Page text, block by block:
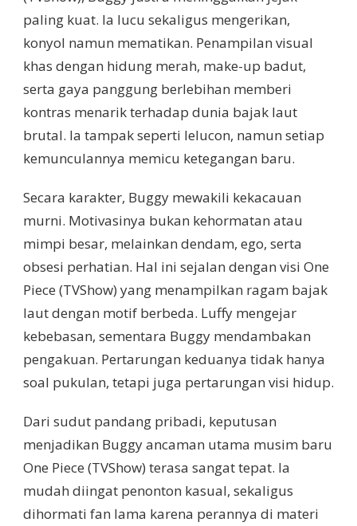
paling kuat. Ia lucu sekaligus mengerikan,
konyol namun mematikan. Penampilan visual
khas dengan hidung merah, make-up badut,
serta gaya panggung berlebihan memberi
kontras menarik terhadap dunia bajak laut
brutal. Ia tampak seperti lelucon, namun setiap
kemunculannya memicu ketegangan baru.
Secara karakter, Buggy mewakili kekacauan
murni. Motivasinya bukan kehormatan atau
mimpi besar, melainkan dendam, ego, serta
obsesi perhatian. Hal ini sejalan dengan visi One
Piece (TVShow) yang menampilkan ragam bajak
laut dengan motif berbeda. Luffy mengejar
kebebasan, sementara Buggy mendambakan
pengakuan. Pertarungan keduanya tidak hanya
soal pukulan, tetapi juga pertarungan visi hidup.
Dari sudut pandang pribadi, keputusan
menjadikan Buggy ancaman utama musim baru
One Piece (TVShow) terasa sangat tepat. Ia
mudah diingat penonton kasual, sekaligus
dihormati fan lama karena perannya di materi